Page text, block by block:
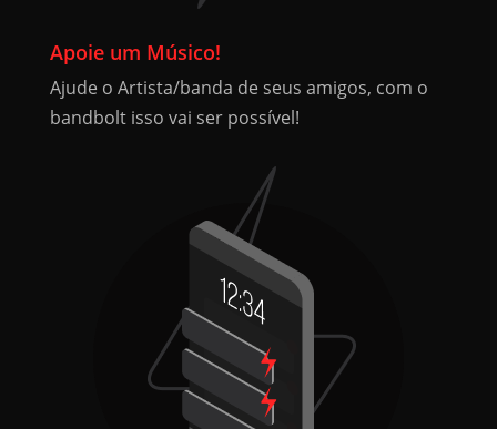
Apoie um Músico!
Ajude o Artista/banda de seus amigos, com o
bandbolt isso vai ser possível!